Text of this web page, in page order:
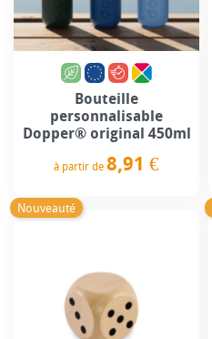
Bouteille
personnalisable
Dopper® original 450ml
à partir de 8,91 €
Nouveauté